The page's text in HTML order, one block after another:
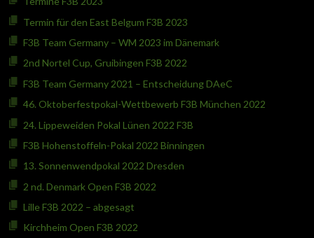
Termin für den East Belgum F3B 2023
F3B Team Germany – WM 2023 im Dänemark
2nd Nortel Cup, Gruibingen F3B 2022
F3B Team Germany 2021 – Entscheidung DAeC
46. Oktoberfestpokal-Wettbewerb F3B München 2022
24. Lippeweiden Pokal Lünen 2022 F3B
F3B Hohenstoffeln-Pokal 2022 Binningen
13. Sonnenwendpokal 2022 Dresden
2 nd. Denmark Open F3B 2022
Lille F3B 2022 – abgesagt
Kirchheim Open F3B 2022